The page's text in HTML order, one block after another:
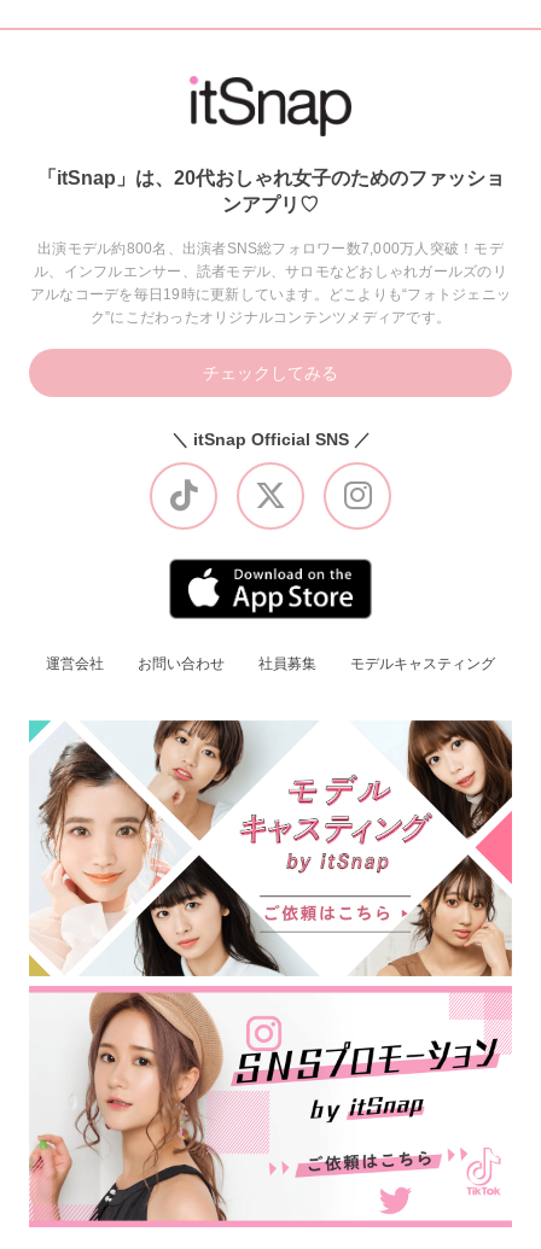
「itSnap」は、20代おしゃれ女子のためのファッショ
ンアプリ♡
出演モデル約800名、出演者SNS総フォロワー数7,000万人突破！モデ
ル、インフルエンサー、読者モデル、サロモなどおしゃれガールズのリ
アルなコーデを毎日19時に更新しています。どこよりも“フォトジェニッ
ク”にこだわったオリジナルコンテンツメディアです。
チェックしてみる
＼ itSnap Official SNS ／
運営会社 お問い合わせ 社員募集 モデルキャスティング